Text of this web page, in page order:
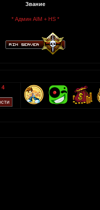
Звание
* Админ AIM + HS *
4